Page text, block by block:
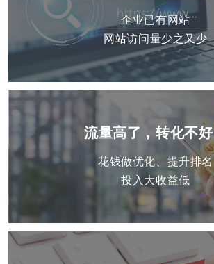
企业已有网站
网站访问量少之又少
流量高了，转化不
花钱做优化、提升排名
投入大收益低